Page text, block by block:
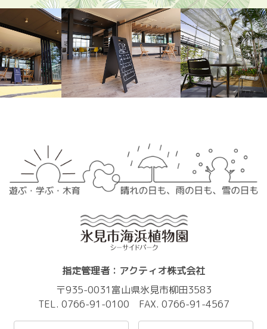
指定管理者：アクティオ株式会社
〒935-0031富山県氷見市柳田3583
TEL. 0766-91-0100 FAX. 0766-91-4567